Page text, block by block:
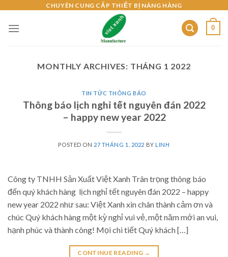
content
CHUYÊN CUNG CẤP THIẾT BỊ NÂNG HÀNG
0
MONTHLY ARCHIVES: THÁNG 1 2022
TIN TỨC THÔNG BÁO
Thông báo lịch nghỉ tết nguyên đán 2022
– happy new year 2022
POSTED ON 27 THÁNG 1, 2022 BYLINH
Công ty TNHH Sản Xuất Việt Xanh Trân trọng thông báo
đến quý khách hàng lịch nghỉ tết nguyên đán 2022 – happy
new year 2022 như sau: Việt Xanh xin chân thành cảm ơn và
chúc Quý khách hàng một kỳ nghỉ vui vẻ, một năm mới an vui,
hạnh phúc và thành công! Mọi chi tiết Quý khách […]
CONTINUE READING →